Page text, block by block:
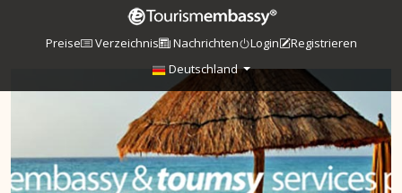
Preise Verzeichnis Nachrichten Login
Registrieren
Deutschland